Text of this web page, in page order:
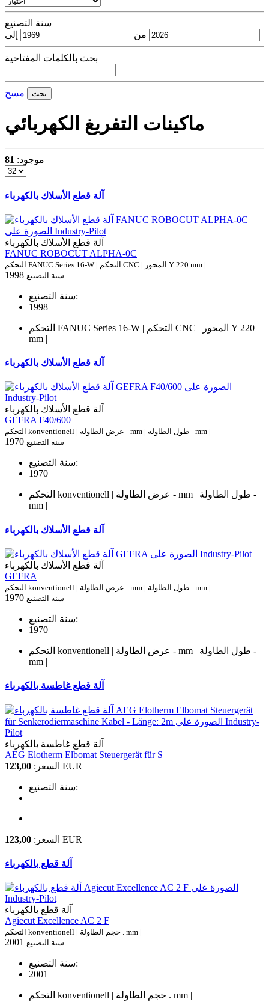
سنة التصنيع
من
إلى
بحث بالكلمات المفتاحية
مسح بحث
ماكينات التفريغ الكهربائي
موجود: 81
آلة قطع الأسلاك بالكهرباء
آلة قطع الأسلاك بالكهرباء
FANUC ROBOCUT ALPHA-0C
التحكم FANUC Series 16-W | التحكم CNC | المحور Y 220 mm |
سنة التصنيع
سنة التصنيع:
1998
التحكم FANUC Series 16-W | التحكم CNC | المحور Y 220
mm |
آلة قطع الأسلاك بالكهرباء
آلة قطع الأسلاك بالكهرباء
GEFRA F40/600
التحكم konventionell | عرض الطاولة - mm | طول الطاولة - mm |
سنة التصنيع
سنة التصنيع:
1970
التحكم konventionell | عرض الطاولة - mm | طول الطاولة -
mm |
آلة قطع الأسلاك بالكهرباء
آلة قطع الأسلاك بالكهرباء
GEFRA
التحكم konventionell | عرض الطاولة - mm | طول الطاولة - mm |
سنة التصنيع
سنة التصنيع:
1970
التحكم konventionell | عرض الطاولة - mm | طول الطاولة -
mm |
آلة قطع غاطسة بالكهرباء
آلة قطع غاطسة بالكهرباء
AEG Elotherm Elbomat Steuergerät für S
السعر: 123,00 EUR
سنة التصنيع:
السعر: 123,00 EUR
آلة قطع بالكهرباء
آلة قطع بالكهرباء
Agiecut Excellence AC 2 F
التحكم konventionell | حجم الطاولة . mm |
سنة التصنيع
سنة التصنيع:
2001
التحكم konventionell | حجم الطاولة . mm |